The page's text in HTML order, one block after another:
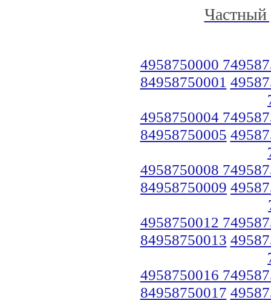
Частный
4958750000
84958750001
4958750004
84958750005
4958750008
84958750009
4958750012
84958750013
4958750016
84958750017